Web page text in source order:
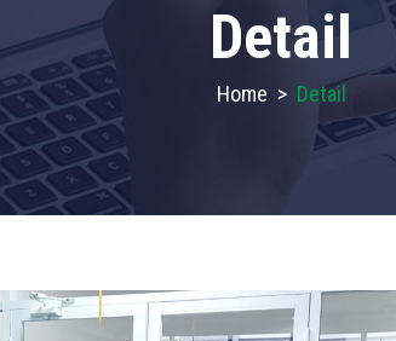
Detail
Home > Detail